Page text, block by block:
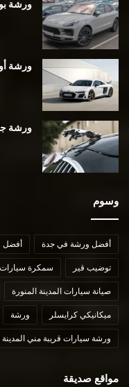
ورشة
ورشة
ورشة
وسوم
أفضل ورشة في جدة أفضل
توضيب قير سمكرة
صيانة سيارات المدينة المنورة
ميكانيكي كرايسلر ورشة
ورشة سيارات قريبة مني المدينة
مواقع صديقة